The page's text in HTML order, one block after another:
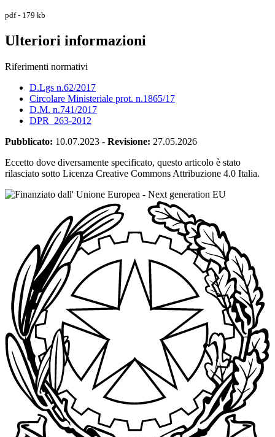
pdf - 179 kb
Ulteriori informazioni
Riferimenti normativi
D.Lgs n.62/2017
Circolare Ministeriale prot. n.1865/17
D.M. n.741/201 7
DPR_263-2012
Pubblicato: 10.07.2023 - Revisione: 27.05.2026
Eccetto dove diversamente specificato, questo articolo è stato
rilasciato sotto Licenza Creative Commons Attribuzione 4.0 Italia.